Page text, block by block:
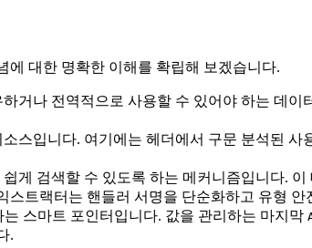
에 대한 명확한 이해를 확립해 보겠습니다.
거나 전역적으로 사용할 수 있어야 하는 데
스입니다. 여기에는 헤더에서 구문 분석된
게 검색할 수 있도록 하는 메커니즘입니다.
트랙터는 핸들러 서명을 단순화하고 유형 안
스마트 포인터입니다. 값을 관리하는 마지막
.